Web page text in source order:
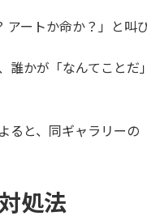
ートか命か？」と叫
かが「なんてことだ
ると、同ギャラリー
処法